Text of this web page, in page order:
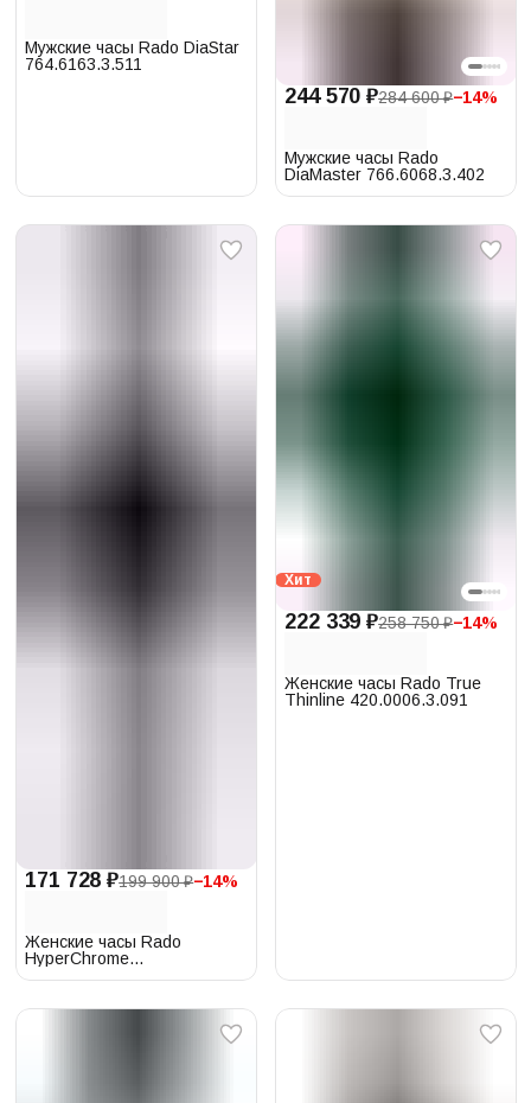
Мужские часы Rado DiaStar
764.6163.3.511
244 570 ₽284 600 ₽−14%
Мужские часы Rado
DiaMaster 766.6068.3.402
171 728 ₽199 900 ₽−14%
Женские часы Rado
HyperChrome
Хит
222 339 ₽258 750 ₽−14%
Женские часы Rado True
Thinline 420.0006.3.091